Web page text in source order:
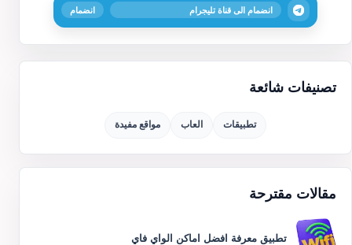
تصنيفات شائعة
تطبيقات العاب مواقع مفيدة
مقالات مقترحة
تطبيق معرفة افضل اماكن الواي فاي
انضمام الى قناة تليجرام انضمام